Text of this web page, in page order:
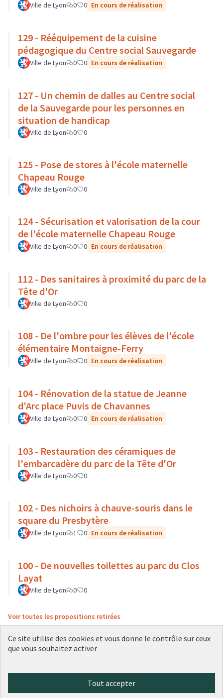
Ville de Lyon 0 0 En cours de réalisation
129 - Rééquipement de la cuisine
pédagogique du Centre social Sauvegarde
Ville de Lyon 0 0 En cours de réalisation
127 - Un chemin de dalles au Centre social
de la Sauvegarde pour les personnes en
situation de handicap
Ville de Lyon 0 0
125 - Pose de stores à l'école maternelle
Chapeau Rouge
Ville de Lyon 0 0
124 - Sécurisation et valorisation de la cour
de l'école maternelle Chapeau Rouge
Ville de Lyon 0 0 En cours de réalisation
112 - Des sanitaires à proximité du parc de la
Tête d'Or
Ville de Lyon 0 0
108 - De l'ombre pour les élèves de l'école
élémentaire Montaigne-Ferry
Ville de Lyon 0 0 En cours de réalisation
104 - Rénovation de la statue de Jeanne
d'Arc place Puvis de Chavannes
Ville de Lyon 0 0 En cours de réalisation
103 - Restauration des céramiques de
l'embarcadère du parc de la Tête d'Or
Ville de Lyon 0 0
102 - Des nichoirs à chauve-souris dans le
square du Presbytère
Ville de Lyon 1 0 En cours de réalisation
100 - De nouvelles toilettes au parc du Clos
Layat
Ville de Lyon 0 0
Voir toutes les propositions retirées
(Lien externe)
(Lien externe)
(Lien externe)
(Lien externe)
(Lien externe)
Ce site utilise des cookies et vous donne le contrôle sur ceux
que vous souhaitez activer
Tout accepter